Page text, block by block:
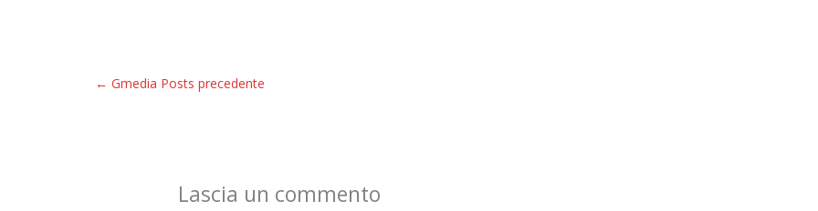
← Gmedia Posts precedente
Lascia un commento